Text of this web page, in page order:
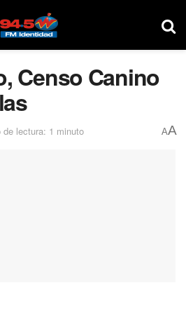
Censo Canino
de lectura: 1 minuto AA